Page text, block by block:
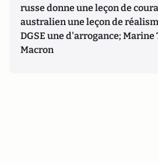
russe donne une leçon de
australien une leçon de
DGSE une d'arrogance;
Macron